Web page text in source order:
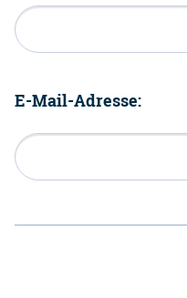
E-Mail-Adresse: